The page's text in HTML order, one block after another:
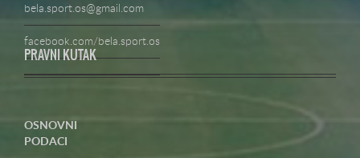
bela.sport.os@gmail.com
facebook.com/bela.sport.os
PRAVNI KUTAK
OSNOVNI
PODACI